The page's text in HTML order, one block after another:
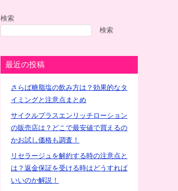
検索
検索
最近の投稿
さらば糖脂塩の飲み方は？効果的なタ
イミングと注意点まとめ
サイクルプラスエンリッチローション
の販売店は？どこで最安値で買えるの
かお試し価格も調査！
リセラージュを解約する時の注意点と
は？返金保証を受ける時はどうすれば
いいのか解説！